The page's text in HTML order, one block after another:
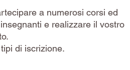
a numerosi corsi ed
e realizzare il vostro
di iscrizione.